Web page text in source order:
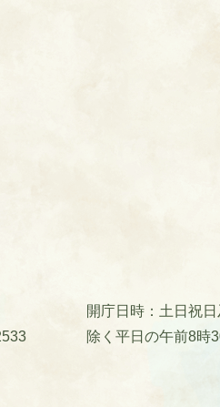
開庁日時：土日祝
除く平日の午前8時